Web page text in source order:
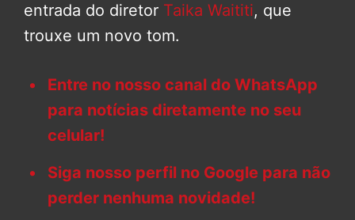
entrada do diretor Taika Waititi, que
trouxe um novo tom.
Entre no nosso canal do WhatsApp
para notícias diretamente no seu
celular!
Siga nosso perfil no Google para não
perder nenhuma novidade!